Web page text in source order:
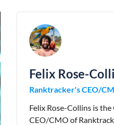
Felix Rose-
Ranktracker's CEO/
Felix Rose-Collins is
CEO/CMO of